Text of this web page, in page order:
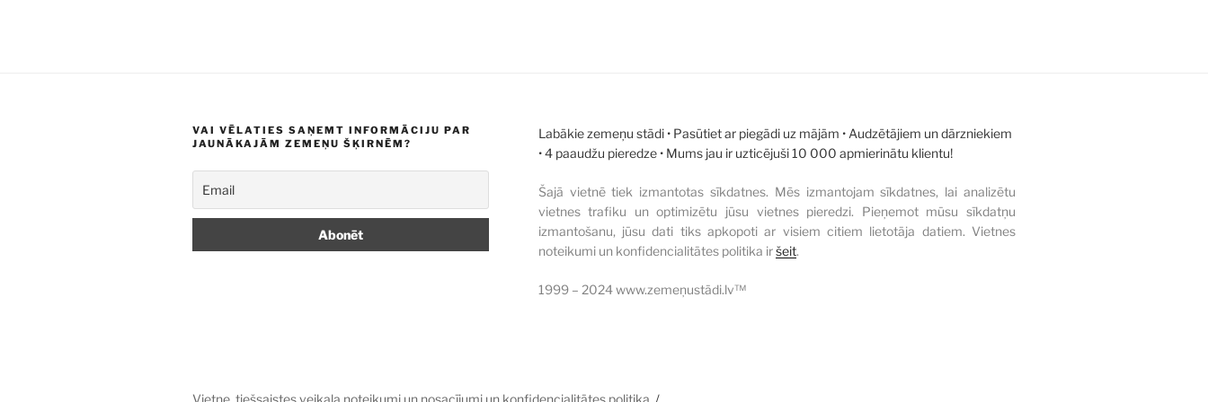
VAI VĒLATIES SAŅEMT INFORMĀCIJU PAR
JAUNĀKAJĀM ZEMEŅU ŠĶIRNĒM?
Labākie zemeņu stādi • Pasūtiet ar piegādi uz mājām • Audzētājiem un dārzniekiem
• 4 paaudžu pieredze • Mums jau ir uzticējuši 10 000 apmierinātu klientu!
Šajā vietnē tiek izmantotas sīkdatnes. Mēs izmantojam sīkdatnes, lai analizētu
vietnes trafiku un optimizētu jūsu vietnes pieredzi. Pieņemot mūsu sīkdatņu
izmantošanu, jūsu dati tiks apkopoti ar visiem citiem lietotāja datiem. Vietnes
noteikumi un konfidencialitātes politika iršeit.
1999 – 2024 www.zemeņustādi.lv™